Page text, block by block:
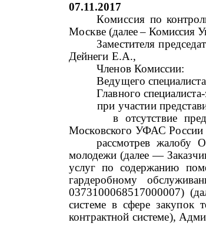
07.11.2017
Комиссия по
Москве (далее – Комиссия
Заместителя
Дейнеги Е.А.,
Членов Комиссии:
Ведущего
Главного
при участии
в отсутствие
Московского УФАС
рассмотрев жалобу
молодежи (далее —
услуг по содержанию
гардеробному
0373100068517000007)
системе в сфере закупок
контрактной системе),